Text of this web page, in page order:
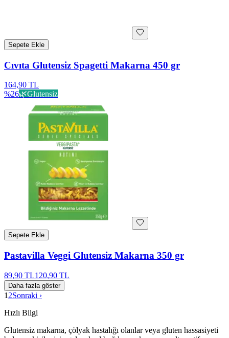
Sepete Ekle
Cıvıta Glutensiz Spagetti Makarna 450 gr
164,90 TL
%26🌿Glutensiz
Sepete Ekle
Pastavilla Veggi Glutensiz Makarna 350 gr
89,90 TL120,90 TL
Daha fazla göster
1 2Sonraki ›
Hızlı Bilgi
Glutensiz makarna, çölyak hastalığı olanlar veya gluten hassasiyeti